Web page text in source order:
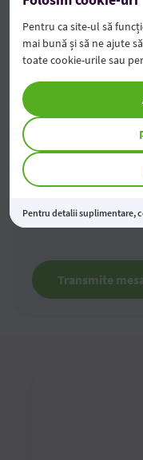
Mesaj
datelor cu
Transmite
Pentru ca site-ul să
mai bună și să ne ajute
toate cookie-urile sau
Pentru detalii suplimentare,